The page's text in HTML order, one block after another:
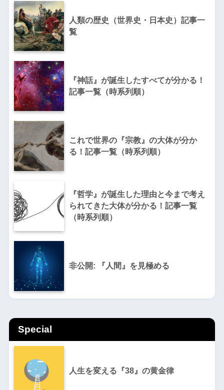
人類の歴史（世界史・日本史）記事一
覧
『神話』が誕生したすべてが分かる！
記事一覧（時系列順）
これで世界の『宗教』の大体が分か
る！記事一覧（時系列順）
『哲学』が誕生した理由と今まで考え
られてきた大体が分かる！記事一覧
（時系列順）
非公開: 『人間』を見極める
Special
人生を変える『38』の黄金律